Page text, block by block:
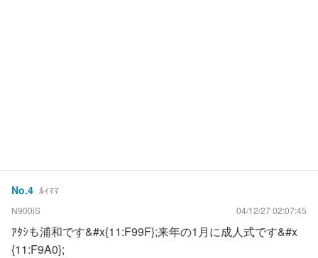
No.4 ﾙｨﾏﾏ
N900iS 04/12/27 02:07:45
ｱﾀｼも浦和です&#x{11:F99F};来年の1月に成人式です&#x
{11:F9A0};